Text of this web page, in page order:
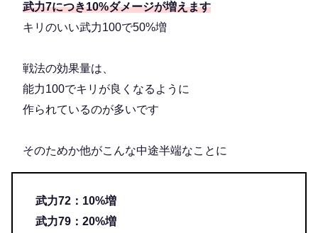
武力7につき10%ダメージが増えます
キリのいい武力100で50%増
戦法の効果量は、
能力100でキリが良くなるように
作られているのが多いです
そのためか他がこんな中途半端なことに
武力72：10%増
武力79：20%増